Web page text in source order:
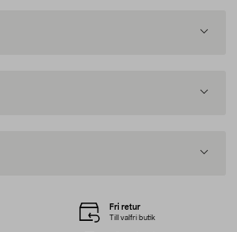
Fri retur
Till valfri butik